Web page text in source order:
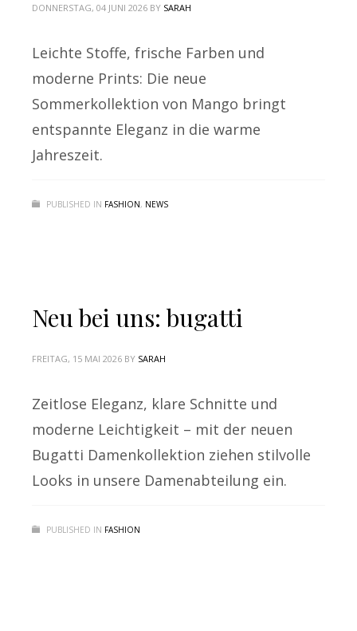
DONNERSTAG, 04 JUNI 2026 BY SARAH
Leichte Stoffe, frische Farben und
moderne Prints: Die neue
Sommerkollektion von Mango bringt
entspannte Eleganz in die warme
Jahreszeit.
PUBLISHED IN FASHION, NEWS
Neu bei uns: bugatti
FREITAG, 15 MAI 2026 BY SARAH
Zeitlose Eleganz, klare Schnitte und
moderne Leichtigkeit – mit der neuen
Bugatti Damenkollektion ziehen stilvolle
Looks in unsere Damenabteilung ein.
PUBLISHED IN FASHION